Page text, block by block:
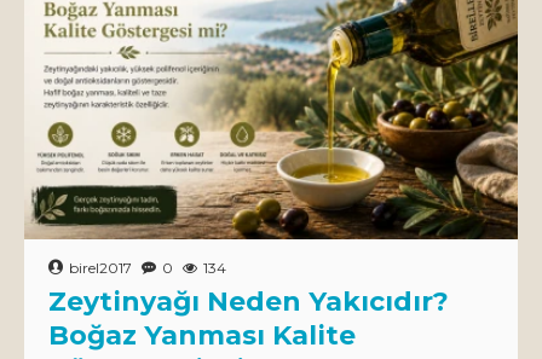
birel2017 0 134
Zeytinyağı Neden Yakıcıdır?
Boğaz Yanması Kalite